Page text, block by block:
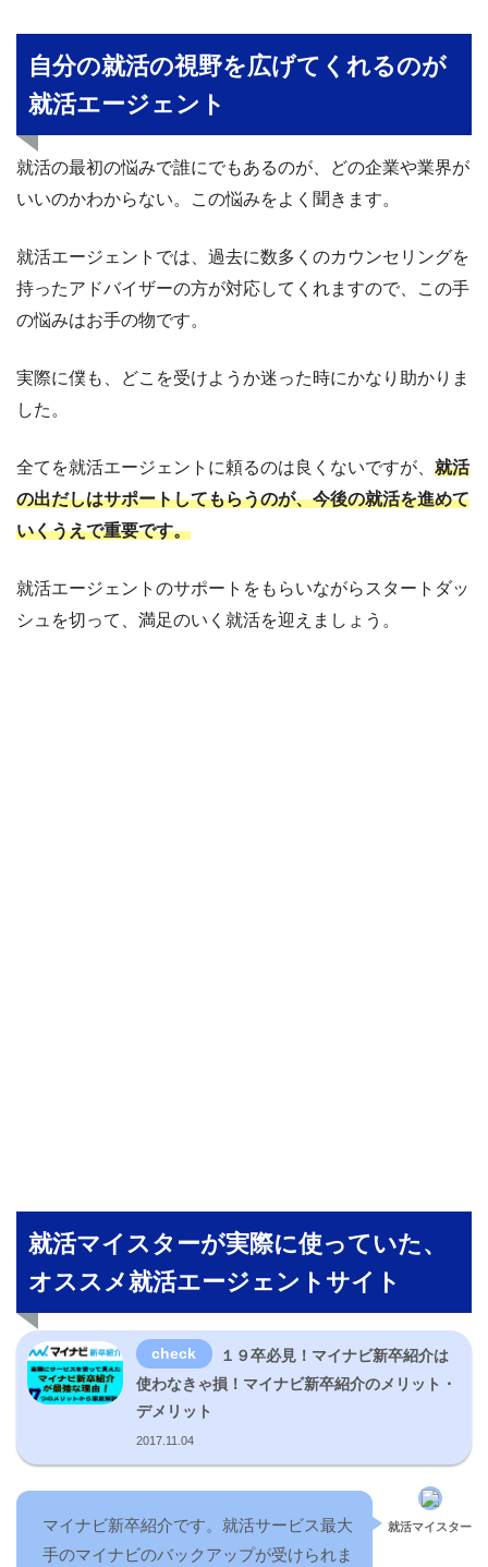
自分の就活の視野を広げてくれるのが
就活エージェント
就活の最初の悩みで誰にでもあるのが、どの企業や業界が
いいのかわからない。この悩みをよく聞きます。
就活エージェントでは、過去に数多くのカウンセリングを
持ったアドバイザーの方が対応してくれますので、この手
の悩みはお手の物です。
実際に僕も、どこを受けようか迷った時にかなり助かりま
した。
全てを就活エージェントに頼るのは良くないですが、 就活
の出だしはサポートしてもらうのが、今後の就活を進めて
いくうえで重要です。
就活エージェントのサポートをもらいながらスタートダッ
シュを切って、満足のいく就活を迎えましょう。
就活マイスターが実際に使っていた、
オススメ就活エージェントサイト
１９卒必見！マイナビ新卒紹介は
使わなきゃ損！マイナビ新卒紹介のメリット・
デメリット
2017.11.04
就活マイスター
マイナビ新卒紹介です。就活サービス最大
手のマイナビのバックアップが受けられま